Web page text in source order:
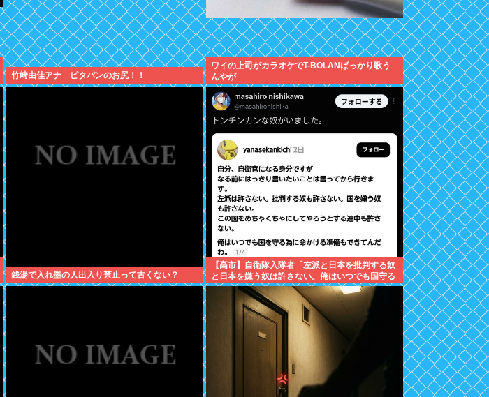
竹﨑由佳アナ ピタパンのお尻！！
ワイの上司がカラオケでT-BOLANばっかり歌う
んやが
銭湯で入れ墨の人出入り禁止って古くない？
【高市】自衛隊入隊者「左派と日本を批判する奴
と日本を嫌う奴は許さない。俺はいつでも国守る
為に命かける準備出来てんだわ」